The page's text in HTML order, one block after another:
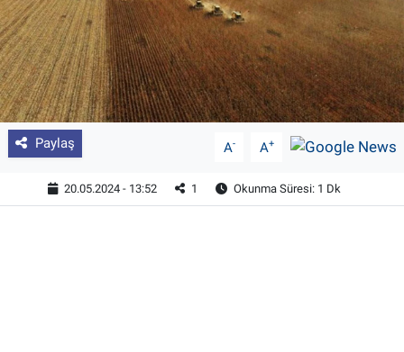
Paylaş A- A+
20.05.2024 - 13:52 1 Okunma Süresi: 1 Dk
Dünyada Tarım
Üretici Birlikleri
Şeker ve Şekerli Mamüller
Tahıllar ve Baklagiller
Tohum